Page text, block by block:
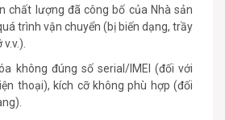
chất lượng đã công bố của Nhà sản
trình vận chuyển (bị biến dạng, trầy
không đúng số serial/IMEI (đối với
thoại), kích cỡ không phù hợp (đối